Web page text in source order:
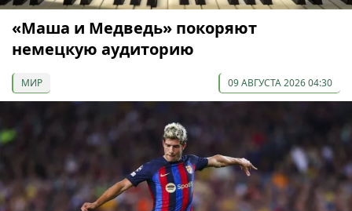
«Маша и Медведь» покоряют
немецкую аудиторию
МИР 09 АВГУСТА 2026 04:30